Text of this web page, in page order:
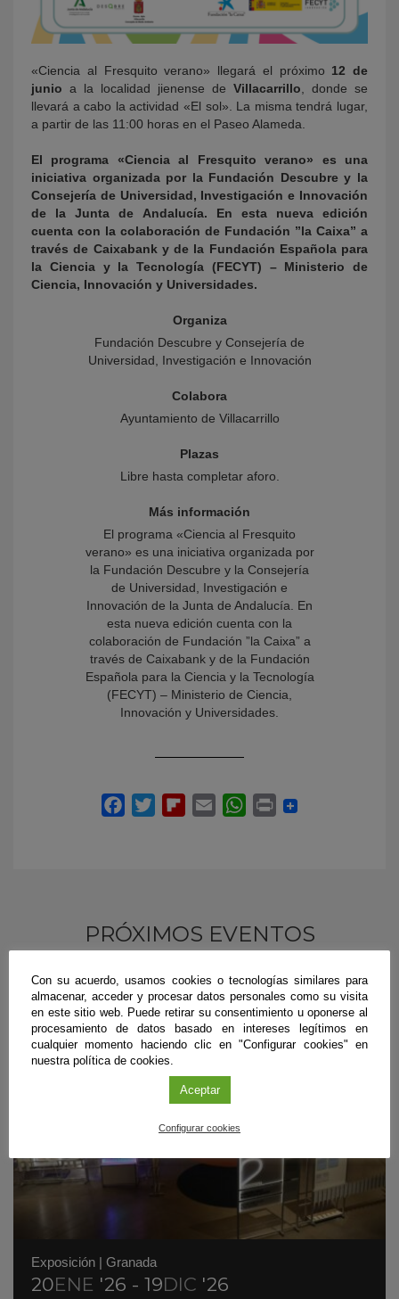
«Ciencia al Fresquito verano» llegará el próximo 12 de
junio a la localidad jienense de Villacarrillo , donde se
llevará a cabo la actividad «El sol». La misma tendrá lugar,
a partir de las 11:00 horas en el Paseo Alameda.
El programa «Ciencia al Fresquito verano» es una
iniciativa organizada por la Fundación Descubre y la
Consejería de Universidad, Investigación e Innovación
de la Junta de Andalucía. En esta nueva edición
cuenta con la colaboración de Fundación ”la Caixa” a
través de Caixabank y de la Fundación Española para
la Ciencia y la Tecnología (FECYT) – Ministerio de
Ciencia, Innovación y Universidades.
Organiza
Fundación Descubre y Consejería de
Universidad, Investigación e Innovación
Colabora
Ayuntamiento de Villacarrillo
Plazas
Libre hasta completar aforo.
Más información
El programa «Ciencia al Fresquito
verano» es una iniciativa organizada por
la Fundación Descubre y la Consejería
de Universidad, Investigación e
Innovación de la Junta de Andalucía. En
esta nueva edición cuenta con la
colaboración de Fundación ”la Caixa” a
través de Caixabank y de la Fundación
Española para la Ciencia y la Tecnología
(FECYT) – Ministerio de Ciencia,
Innovación y Universidades.
PRÓXIMOS EVENTOS
Exposición | Granada
20ENE '26 - 19DIC '26
Con su acuerdo, usamos cookies o tecnologías similares para
almacenar, acceder y procesar datos personales como su visita
en este sitio web. Puede retirar su consentimiento u oponerse al
procesamiento de datos basado en intereses legítimos en
cualquier momento haciendo clic en "Configurar cookies" en
nuestra política de cookies.
Aceptar
Configurar cookies